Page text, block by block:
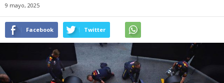
9 mayo, 2025
Facebook Twitter